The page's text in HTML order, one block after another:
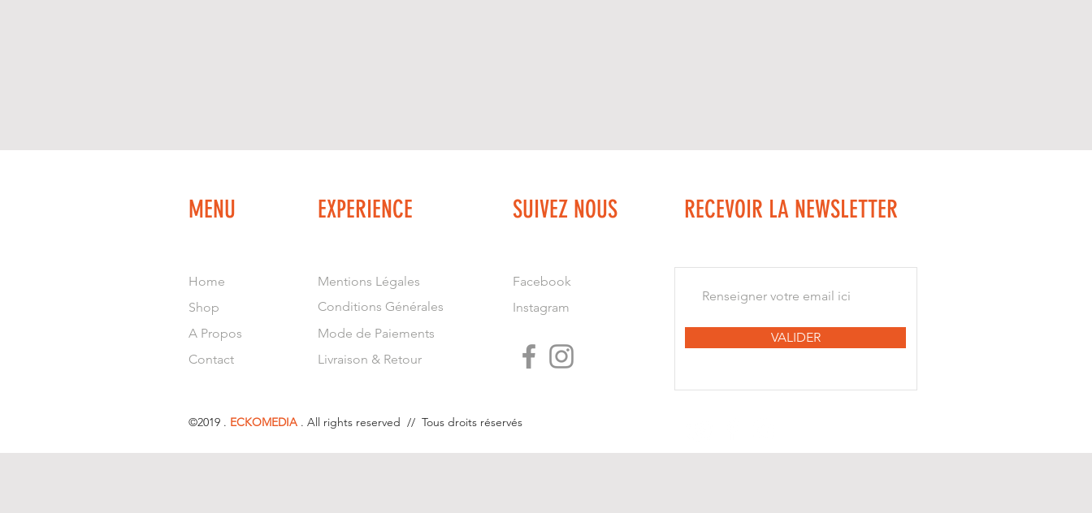
MENU EXPERIENCE SUIVEZ NOUS RECEVOIR LA NEWSLETTER
Home
Shop
A Propos
Contact
Mentions Légales
Conditions Générales
Mode de Paiements
Livraison & Retour
Facebook
Instagram
VALIDER
©2019 . ECKOMEDIA . All rights reserved // Tous droits réservés